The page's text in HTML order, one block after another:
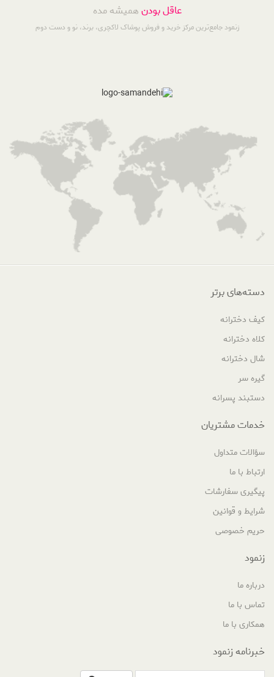
عاقل بودنهمیشه مده
زنمود جامع‌ترین مرکز خرید و فروش پوشاک لاکچری، برند، نو و دست دوم
دسته‌های برتر
کیف دخترانه
کلاه دخترانه
شال دخترانه
گیره سر
دستبند پسرانه
خدمات مشتریان
سؤالات متداول
ارتباط با ما
پیگیری سفارشات
شرایط و قوانین
حریم خصوصی
زنمود
درباره ما
تماس با ما
همکاری با ما
خبرنامه زنمود